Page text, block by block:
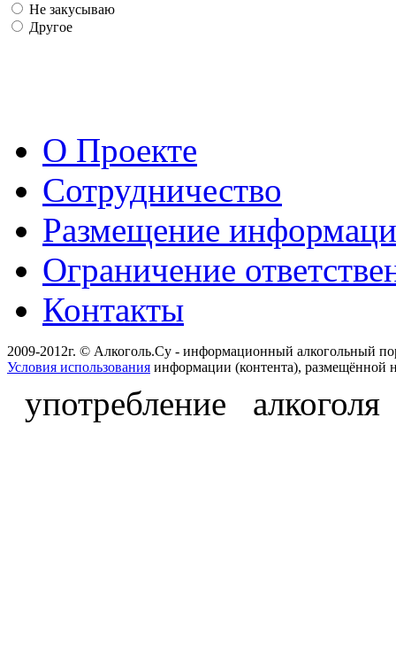
Не закусываю
Другое
О Проекте
Сотрудничество
Размещение
Ограничение
Контакты
2009-2012г. © Алкоголь.Су - информационный алкогольный
Условия использования информации (контента), размещённой
употребление